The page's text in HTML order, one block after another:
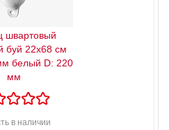
швартовый
буй 22x68 см
белый D: 220
мм
в наличии